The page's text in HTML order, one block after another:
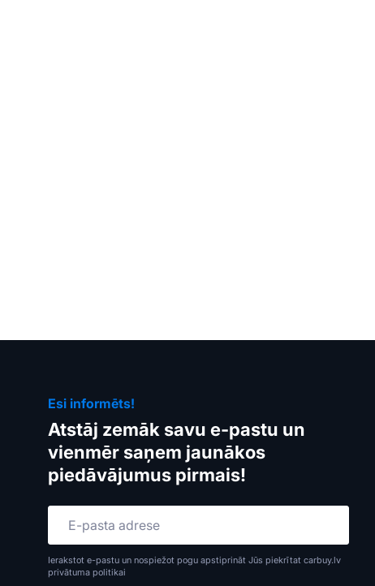
Esi informēts!
Atstāj zemāk savu e-pastu un
vienmēr saņem jaunākos
piedāvājumus pirmais!
Ierakstot e-pastu un nospiežot pogu apstiprināt Jūs piekrītat carbuy.lv
privātuma politikai